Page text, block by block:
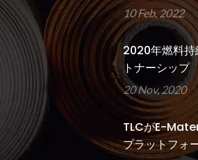
10 Feb, 2022
2020年燃料持
トナーシップ
20 Nov, 2020
TLCがE-
プラットフォ